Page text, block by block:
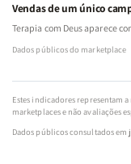
Vendas de um único
Terapia com Deus aparece
Dados públicos do marketplace
Estes indicadores representam
marketplaces e não avaliações
Dados públicos consultados em